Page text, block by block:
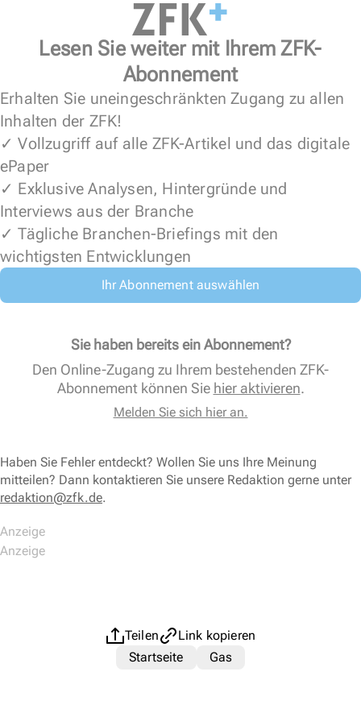
Lesen Sie weiter mit Ihrem ZFK-
Abonnement
Erhalten Sie uneingeschränkten Zugang zu allen
Inhalten der ZFK!
✓ Vollzugriff auf alle ZFK-Artikel und das digitale
ePaper
✓ Exklusive Analysen, Hintergründe und
Interviews aus der Branche
✓ Tägliche Branchen-Briefings mit den
wichtigsten Entwicklungen
Ihr Abonnement auswählen
Sie haben bereits ein Abonnement?
Den Online-Zugang zu Ihrem bestehenden ZFK-
Abonnement können Sie hier aktivieren.
Melden Sie sich hier an.
Haben Sie Fehler entdeckt? Wollen Sie uns Ihre Meinung
mitteilen? Dann kontaktieren Sie unsere Redaktion gerne unter
redaktion@zfk.de.
Teilen
Link kopieren
Startseite
Gas